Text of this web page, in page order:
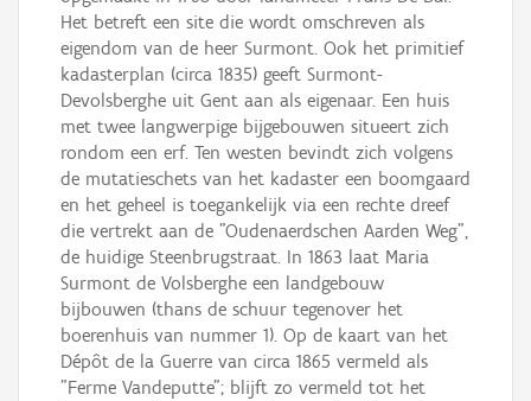
Het betreft een site die wordt omschreven als
eigendom van de heer Surmont. Ook het primitief
kadasterplan (circa 1835) geeft Surmont-
Devolsberghe uit Gent aan als eigenaar. Een huis
met twee langwerpige bijgebouwen situeert zich
rondom een erf. Ten westen bevindt zich volgens
de mutatieschets van het kadaster een boomgaard
en het geheel is toegankelijk via een rechte dreef
die vertrekt aan de "Oudenaerdschen Aarden Weg",
de huidige Steenbrugstraat. In 1863 laat Maria
Surmont de Volsberghe een landgebouw
bijbouwen (thans de schuur tegenover het
boerenhuis van nummer 1). Op de kaart van het
Dépôt de la Guerre van circa 1865 vermeld als
"Ferme Vandeputte"; blijft zo vermeld tot het